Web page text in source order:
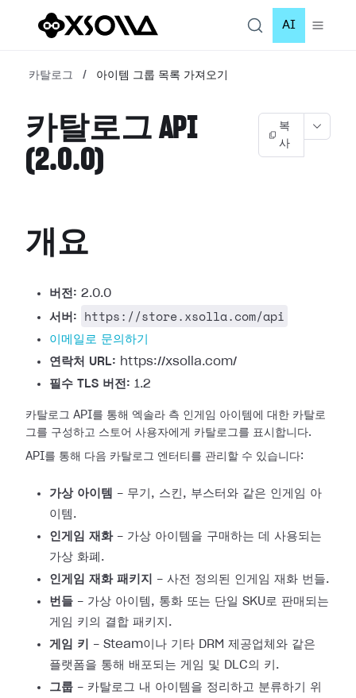
AI
카탈로그 / 아이템 그룹 목록 가져오기
카탈로그 API
(2.0.0)
복
사
개요
버전: 2.0.0
서버:
https://store.xsolla.com/api
이메일로 문의하기
연락처 URL: https://xsolla.com/
필수 TLS 버전: 1.2
카탈로그 API를 통해 엑솔라 측 인게임 아이템에 대한 카탈로
그를 구성하고 스토어 사용자에게 카탈로그를 표시합니다.
API를 통해 다음 카탈로그 엔터티를 관리할 수 있습니다:
가상 아이템 - 무기, 스킨, 부스터와 같은 인게임 아
이템.
인게임 재화- 가상 아이템을 구매하는 데 사용되는
가상 화폐.
인게임 재화 패키지
- 사전 정의된 인게임 재화 번들.
번들 - 가상 아이템, 통화 또는 단일 SKU로 판매되는
게임 키의 결합 패키지.
게임 키
- Steam이나 기타 DRM 제공업체와 같은
플랫폼을 통해 배포되는 게임 및 DLC의 키.
그룹 - 카탈로그 내 아이템을 정리하고 분류하기 위